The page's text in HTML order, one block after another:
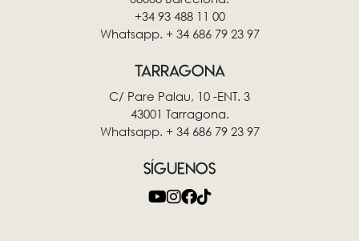
+34 93 488 11 00
Whatsapp. + 34 686 79 23 97
TARRAGONA
C/ Pare Palau, 10 -ENT. 3
43001 Tarragona.
Whatsapp. + 34 686 79 23 97
SÍGUENOS